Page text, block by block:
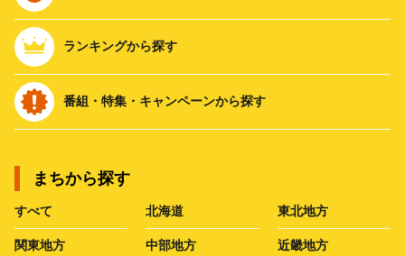
ランキングから探す
番組・特集・キャンペーンから探す
まちから探す
すべて 北海道 東北地方
関東地方 中部地方 近畿地方